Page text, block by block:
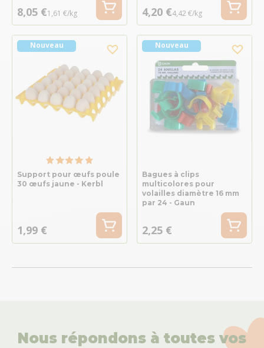
8,05 €1,61 €/kg 4,20 €4,42 €/kg
Nouveau
Support pour œufs poule
30 œufs jaune - Kerbl
1,99 €
Nouveau
Bagues à clips
multicolores pour
volailles diamètre 16 mm
par 24 - Gaun
2,25 €
Nous répondons à toutes vos